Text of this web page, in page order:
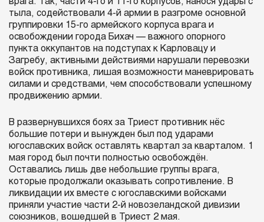
тыла, содействовали 4-й армии в разгроме основной
группировки 15-го армейского корпуса врага и
освобождении города Бихач — важного опорного
пункта оккупантов на подступах к Карловацу и
Загребу, активными действиями нарушали перевозки
войск противника, лишая возможности маневрировать
силами и средствами, чем способствовали успешному
продвижению армии.
В развернувшихся боях за Триест противник нёс
большие потери и вынужден был под ударами
югославских войск оставлять квартал за кварталом. 1
мая город был почти полностью освобождён.
Оставались лишь две небольшие группы врага,
которые продолжали оказывать сопротивление. В
ликвидации их вместе с югославскими войсками
приняли участие части 2-й новозеландской дивизии
союзников, вошедшей в Триест 2 мая.